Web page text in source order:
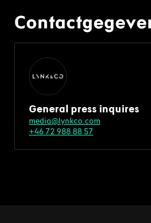
General press inquires
media@lynkco.com
+46 72 988 88 57